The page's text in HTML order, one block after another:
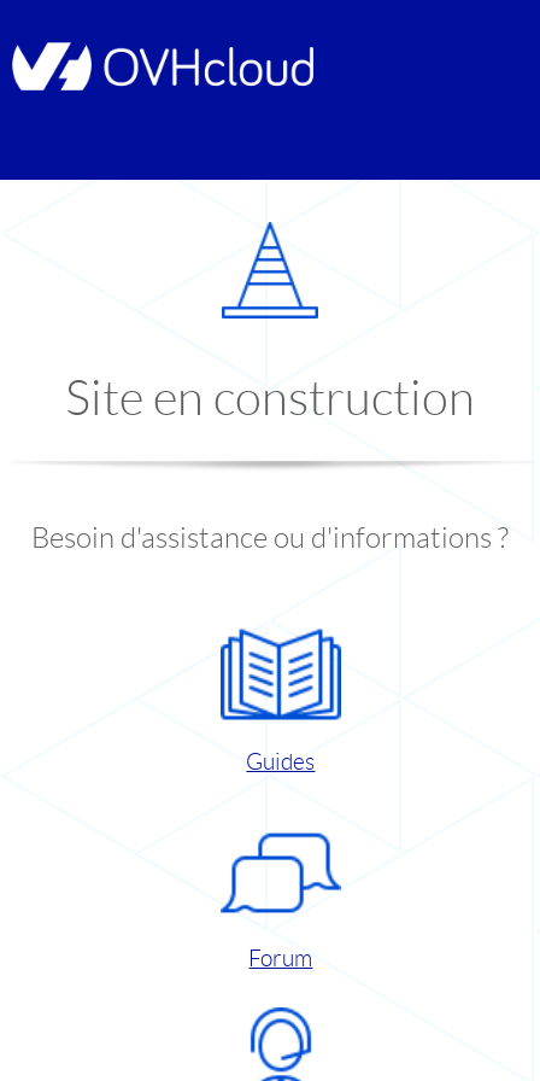
Site en construction
Besoin d'assistance ou d'informations ?
Guides
Forum